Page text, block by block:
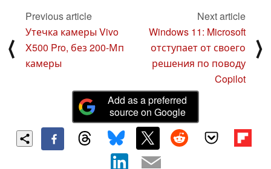
⟨
Previous article
Утечка камеры Vivo
X500 Pro, без 200-Мп
камеры
Next article
Windows 11: Microsoft
отступает от своего
решения по поводу
Copilot
⟩
Add as a preferred
source on Google